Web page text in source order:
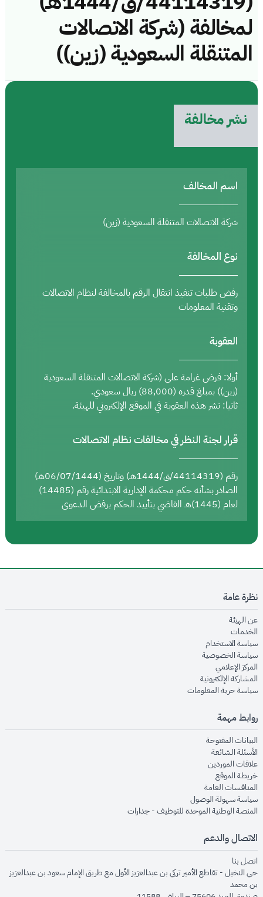
لمخالفة (شركة الاتصالات
المتنقلة السعودية (زين))
نشر مخالفة
اسم المخالف
شركة الاتصالات المتنقلة السعودية (زين)
نوع المخالفة
رفض طلبات تنفيذ انتقال الرقم بالمخالفة لنظام الاتصالات
وتقنية المعلومات
العقوبة
أولا: فرض غرامة على (شركة الاتصالات المتنقلة السعودية
(زين)) بمبلغ قدره (88,000) ريال سعودي.
ثانيا: نشر هذه العقوبة في الموقع الإلكتروني للهيئة.
قرار لجنة النظر في مخالفات نظام الاتصالات
رقم (44114319/ق/1444هـ) وتاريخ (06/07/1444هـ)
الصادر بشأنه حكم محكمة الإدارية الابتدائية رقم (14485)
لعام (1445)هـ القاضي بتأييد الحكم برفض الدعوى
نظرة عامة
عن الهيئةopens in new window
الخدماتopens in new window
سياسة الاستخدام
سياسة الخصوصيةopens in new window
المركز الإعلاميopens in new window
المشاركة الإلكترونيةopens in new window
سياسة حرية المعلوماتopens in new window
روابط مهمة
البيانات المفتوحةopens in new window
الأسئلة الشائعةopens in new window
علاقات الموردينopens in new window
خريطة الموقعopens in new window
المنافسات العامةopens in new window
سياسة سهولة الوصولopens in new window
المنصة الوطنية الموحدة للتوظيف - جداراتopens in new window
الاتصال والدعم
اتصل بنا
حي النخيل - تقاطع الأمير تركي بن عبدالعزيز الأول مع طريق الإمام سعود بن عبدالعزيز
بن محمد